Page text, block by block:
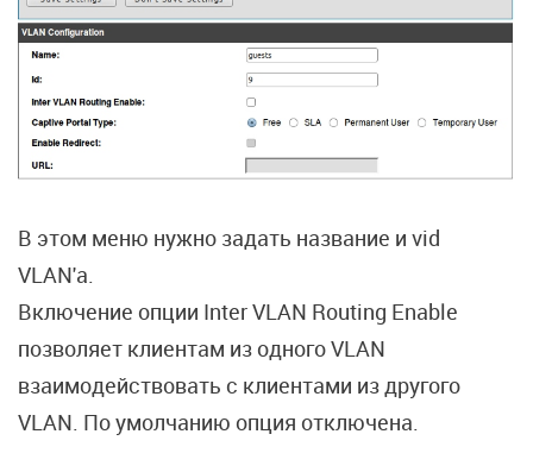
В этом меню нужно задать название и vid
VLAN'a.
Включение опции Inter VLAN Routing Enable
позволяет клиентам из одного VLAN
взаимодействовать с клиентами из другого
VLAN. По умолчанию опция отключена.